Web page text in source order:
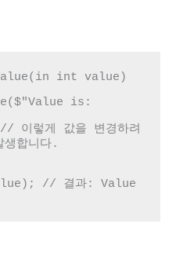
int value)
합니다.
// 결과: Value